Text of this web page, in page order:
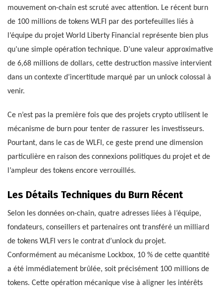
mouvement on-chain est scruté avec attention. Le récent burn
de 100 millions de tokens WLFI par des portefeuilles liés à
l’équipe du projet World Liberty Financial représente bien plus
qu’une simple opération technique. D’une valeur approximative
de 6,68 millions de dollars, cette destruction massive intervient
dans un contexte d’incertitude marqué par un unlock colossal à
venir.
Ce n’est pas la première fois que des projets crypto utilisent le
mécanisme de burn pour tenter de rassurer les investisseurs.
Pourtant, dans le cas de WLFI, ce geste prend une dimension
particulière en raison des connexions politiques du projet et de
l’ampleur des tokens encore verrouillés.
Les Détails Techniques du Burn Récent
Selon les données on-chain, quatre adresses liées à l’équipe,
fondateurs, conseillers et partenaires ont transféré un milliard
de tokens WLFI vers le contrat d’unlock du projet.
Conformément au mécanisme Lockbox, 10 % de cette quantité
a été immédiatement brûlée, soit précisément 100 millions de
tokens. Cette opération mécanique vise à aligner les intérêts